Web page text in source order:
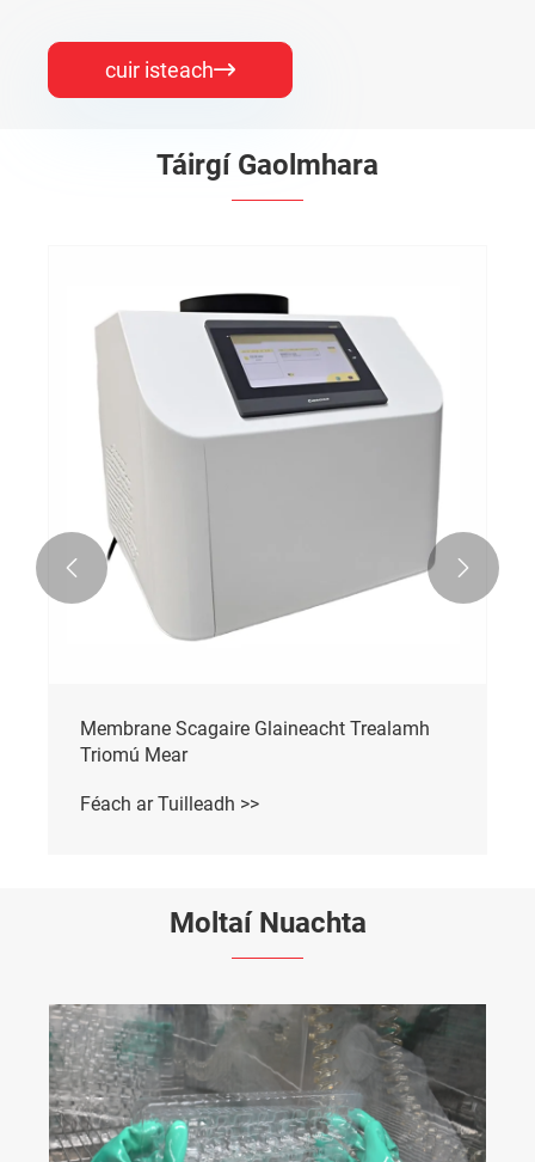
cuir isteach
Táirgí Gaolmhara
Membrane Scagaire Glaineacht Trealamh
Triomú Mear
Féach ar Tuilleadh >>
 
Moltaí Nuachta